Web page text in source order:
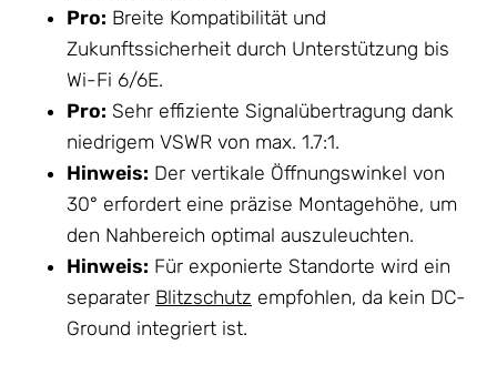
Pro: Breite Kompatibilität und
Zukunftssicherheit durch Unterstützung bis
Wi-Fi 6/6E.
Pro: Sehr effiziente Signalübertragung dank
niedrigem VSWR von max. 1.7:1.
Hinweis: Der vertikale Öffnungswinkel von
30° erfordert eine präzise Montagehöhe, um
den Nahbereich optimal auszuleuchten.
Hinweis: Für exponierte Standorte wird ein
separater Blitzschutz empfohlen, da kein DC-
Ground integriert ist.